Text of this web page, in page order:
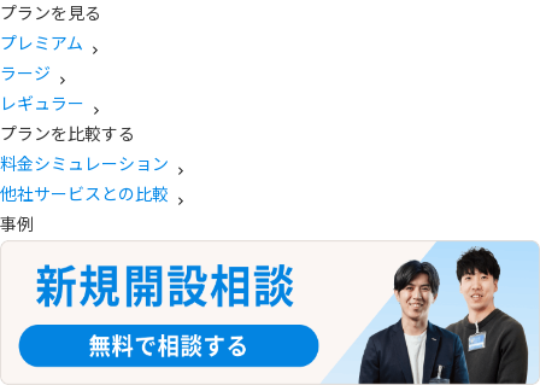
プランを見る
プレミアム
ラージ
レギュラー
プランを比較する
料金シミュレーション
他社サービスとの比較
事例